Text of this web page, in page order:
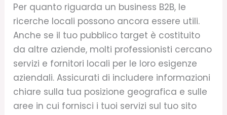
Per quanto riguarda un business B2B, le
ricerche locali possono ancora essere utili.
Anche se il tuo pubblico target è costituito
da altre aziende, molti professionisti cercano
servizi e fornitori locali per le loro esigenze
aziendali. Assicurati di includere informazioni
chiare sulla tua posizione geografica e sulle
aree in cui fornisci i tuoi servizi sul tuo sito